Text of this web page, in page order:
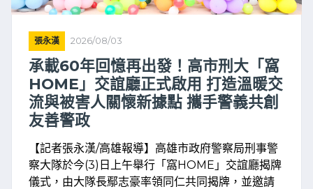
張永漢 2026/08/03
承載60年回憶再出發！高市刑大「窩
HOME」交誼廳正式啟用 打造溫暖交
流與被害人關懷新據點 攜手警義共創
友善警政
【記者張永漢/高雄報導】高雄市政府警察局刑事警
察大隊於今(3)日上午舉行「窩HOME」交誼廳揭牌
儀式，由大隊長鄢志豪率領同仁共同揭牌，並邀請